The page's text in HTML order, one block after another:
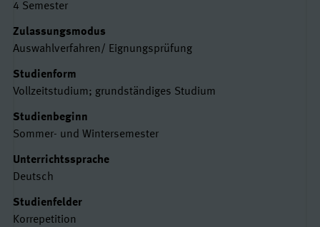
4 Semester
Zulassungsmodus
Auswahlverfahren/ Eignungsprüfung
Studienform
Vollzeitstudium; grundständiges Studium
Studienbeginn
Sommer- und Wintersemester
Unterrichtssprache
Deutsch
Studienfelder
Korrepetition